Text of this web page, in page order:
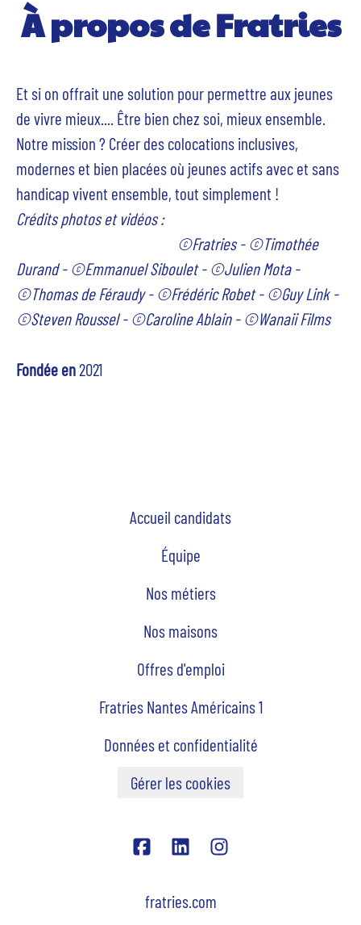
À propos de Fratries
Et si on offrait une solution pour permettre aux jeunes
de vivre mieux.... Être bien chez soi, mieux ensemble.
Notre mission ? Créer des colocations inclusives,
modernes et bien placées où jeunes actifs avec et sans
handicap vivent ensemble, tout simplement !
Crédits photos et vidéos :
©Fratries - ©Timothée
Durand - ©Emmanuel Siboulet - ©Julien Mota -
©Thomas de Féraudy - ©Frédéric Robet - ©Guy Link -
©Steven Roussel - ©Caroline Ablain - ©Wanaii Films
Fondée en2021
Accueil candidats
Équipe
Nos métiers
Nos maisons
Offres d'emploi
Fratries Nantes Américains 1
Données et confidentialité
Gérer les cookies
fratries.com